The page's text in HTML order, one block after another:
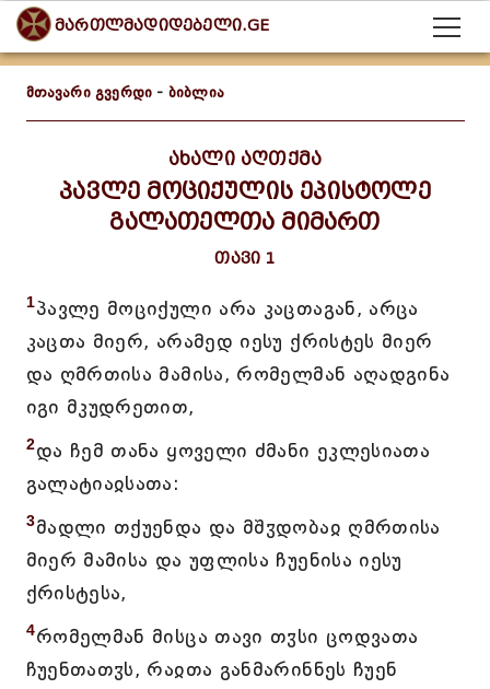
მართლმადიდებელი.GE
მთავარი გვერდი - ბიბლია
ახალი აღთქმა
პავლე მოციქულის ეპისტოლე
გალათელთა მიმართ
თავი 1
1პავლე მოციქული არა კაცთაგან, არცა
კაცთა მიერ, არამედ იესუ ქრისტეს მიერ
და ღმრთისა მამისა, რომელმან აღადგინა
იგი მკუდრეთით,
2და ჩემ თანა ყოველი ძმანი ეკლესიათა
გალატიაჲსათა:
3მადლი თქუენდა და მშჳდობაჲ ღმრთისა
მიერ მამისა და უფლისა ჩუენისა იესუ
ქრისტესა,
4რომელმან მისცა თავი თჳსი ცოდვათა
ჩუენთათჳს, რაჲთა განმარინნეს ჩუენ